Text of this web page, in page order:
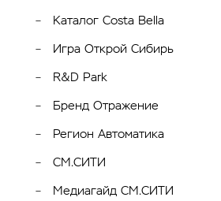
Каталог Costa Bella
Игра Открой Сибирь
R&D Park
Бренд Отражение
Регион Автоматика
СМ.СИТИ
Медиагайд СМ.СИТИ